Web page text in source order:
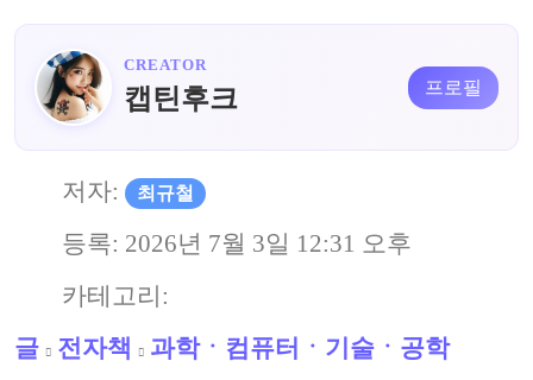
CREATOR
캡틴후크 프로필
저자: 최규철
등록: 2026년 7월 3일 12:31 오후
카테고리:
글
전자책 과학ㆍ컴퓨터ㆍ기술ㆍ공학